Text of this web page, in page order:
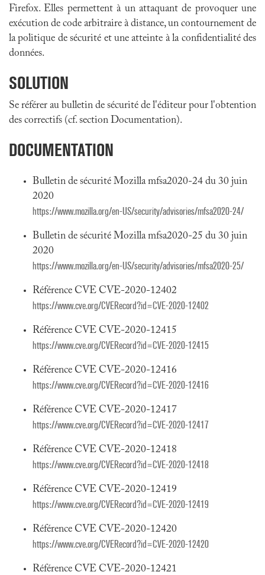
Firefox. Elles permettent à un attaquant de provoquer une
exécution de code arbitraire à distance, un contournement de
la politique de sécurité et une atteinte à la confidentialité des
données.
SOLUTION
Se référer au bulletin de sécurité de l'éditeur pour l'obtention
des correctifs (cf. section Documentation).
DOCUMENTATION
Bulletin de sécurité Mozilla mfsa2020-24 du 30 juin
2020
https://www.mozilla.org/en-US/security/advisories/mfsa2020-24/
Bulletin de sécurité Mozilla mfsa2020-25 du 30 juin
2020
https://www.mozilla.org/en-US/security/advisories/mfsa2020-25/
Référence CVE CVE-2020-12402
https://www.cve.org/CVERecord?id=CVE-2020-12402
Référence CVE CVE-2020-12415
https://www.cve.org/CVERecord?id=CVE-2020-12415
Référence CVE CVE-2020-12416
https://www.cve.org/CVERecord?id=CVE-2020-12416
Référence CVE CVE-2020-12417
https://www.cve.org/CVERecord?id=CVE-2020-12417
Référence CVE CVE-2020-12418
https://www.cve.org/CVERecord?id=CVE-2020-12418
Référence CVE CVE-2020-12419
https://www.cve.org/CVERecord?id=CVE-2020-12419
Référence CVE CVE-2020-12420
https://www.cve.org/CVERecord?id=CVE-2020-12420
Référence CVE CVE-2020-12421